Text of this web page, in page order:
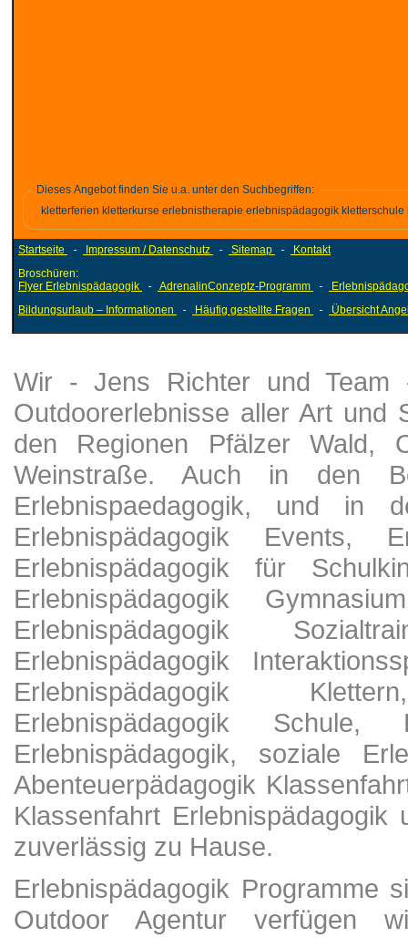
Dieses Angebot finden Sie u.a. unter den Suchbegriffen:
kletterferien kletterkurse erlebnistherapie erlebnispädagogik
Startseite - Impressum / Datenschutz - Sitemap -
Kontakt
Broschüren:
Flyer Erlebnispädagogik
- AdrenalinConzeptz-Programm -
Bildungsurlaub – Informationen
- Häufig gestellte Fragen - Übersicht
Wir - Jens Richter und
Outdoorerlebnisse aller Art und
den Regionen Pfälzer Wald,
Weinstraße. Auch in den
Erlebnispaedagogik, und in
Erlebnispädagogik Events,
Erlebnispädagogik für
Erlebnispädagogik
Erlebnispädagogik
Erlebnispädagogik
Erlebnispädagogik
Erlebnispädagogik Schule,
Erlebnispädagogik, soziale
Abenteuerpädagogik
Klassenfahrt
zuverlässig zu Hause.
Erlebnispädagogik Programme
Outdoor Agentur verfügen